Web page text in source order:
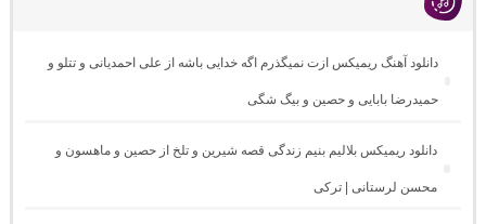
دانلود آهنگ ریمیکس ازت نمیگذرم اگه خدایی باشه از علی احمدیانی و تتلو و
حمیدرضا بابایی و حصین و بیگ شگی
دانلود ریمیکس بلالیم بنیم زندگی قصه شیرین و تلخ از حصین و ماهسون و
محسن لرستانی | ترکی